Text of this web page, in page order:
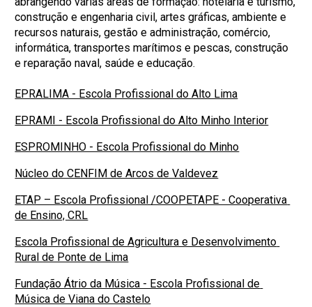
construção e engenharia civil, artes gráficas, ambiente e
recursos naturais, gestão e administração, comércio,
informática, transportes marítimos e pescas, construção
e reparação naval, saúde e educação.
EPRALIMA - Escola Profissional do Alto Lima
EPRAMI - Escola Profissional do Alto Minho Interior
ESPROMINHO - Escola Profissional do Minho
Núcleo do CENFIM de Arcos de Valdevez
ETAP – Escola Profissional /COOPETAPE - Cooperativa
de Ensino, CRL
Escola Profissional de Agricultura e Desenvolvimento
Rural de Ponte de Lima
Fundação Átrio da Música - Escola Profissional de
Música de Viana do Castelo